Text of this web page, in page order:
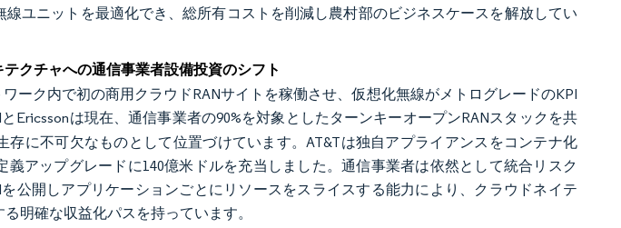
ユニットを最適化でき、総所有コストを削減し農村部のビジネスケースを解放してい
クチャへの通信事業者設備投資のシフト
ーク内で初の商用クラウドRANサイトを稼働させ、仮想化無線がメトログレードのKPI
とEricssonは現在、通信事業者の90%を対象としたターンキーオープンRANスタックを共
存に不可欠なものとして位置づけています。AT&Tは独自アプライアンスをコンテナ化
義アップグレードに140億米ドルを充当しました。通信事業者は依然として統合リスク
公開しアプリケーションごとにリソースをスライスする能力により、クラウドネイテ
明確な収益化パスを持っています。